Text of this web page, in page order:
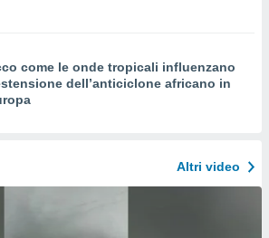
come le onde tropicali influenzano
dell’anticiclone africano in
Altri video